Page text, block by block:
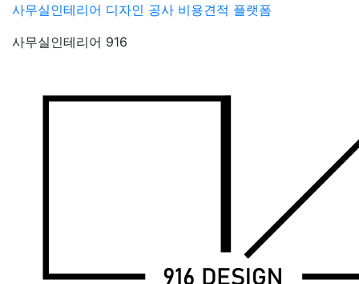
Skip
content
사무실인테리어 디자인 공사 비용견적 플랫폼
사무실인테리어 916